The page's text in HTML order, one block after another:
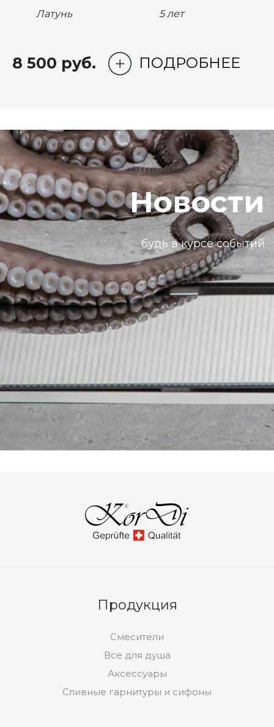
Латунь
5 лет
8 500 руб. ПОДРОБНЕЕ
Новости
будь в курсе событий
Продукция
Смесители
Все для душа
Аксессуары
Сливные гарнитуры и сифоны